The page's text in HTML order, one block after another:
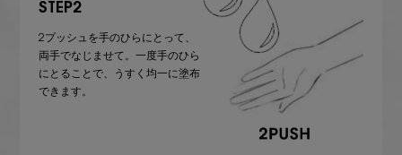
STEP2
2プッシュを手のひらにとって、
両手でなじませて。一度手のひら
にとることで、うすく均一に塗布
できます。